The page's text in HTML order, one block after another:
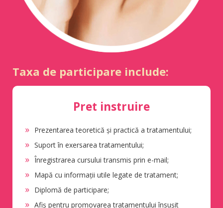
Taxa de participare include:
Pret instruire
Prezentarea teoretică și practică a tratamentului;
Suport în exersarea tratamentului;
Înregistrarea cursului transmis prin e-mail;
Mapă cu informații utile legate de tratament;
Diplomă de participare;
Afiș pentru promovarea tratamentului însușit